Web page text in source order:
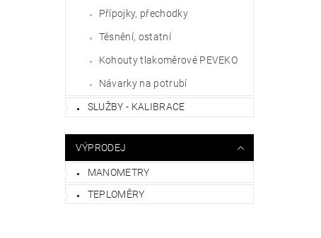
Přípojky, přechodky
Těsnění, ostatní
Kohouty tlakoměrové PEVEKO
Návarky na potrubí
SLUŽBY - KALIBRACE
VÝPRODEJ
MANOMETRY
TEPLOMĚRY